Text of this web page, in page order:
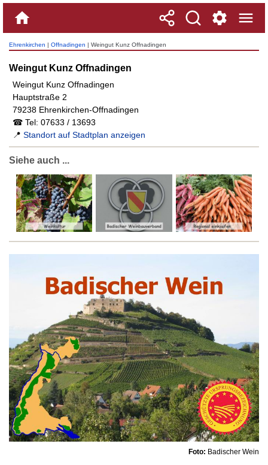
Ehrenkirchen | Offnadingen | Weingut Kunz Offnadingen
Weingut Kunz Offnadingen
Weingut Kunz Offnadingen
Hauptstraße 2
79238 Ehrenkirchen-Offnadingen
☎ Tel: 07633 / 13693
📍 Standort auf Stadtplan anzeigen
Siehe auch ...
Foto: Badischer Wein